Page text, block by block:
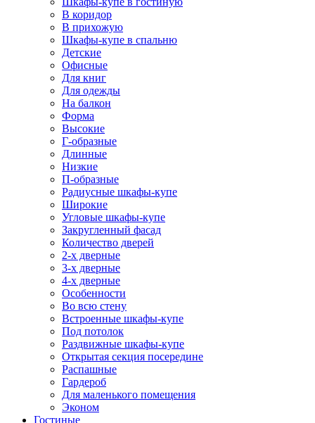
В коридор
В прихожую
Шкафы-купе в спальню
Детские
Офисные
Для книг
Для одежды
На балкон
Форма
Высокие
Г-образные
Длинные
Низкие
П-образные
Радиусные шкафы-купе
Широкие
Угловые шкафы-купе
Закругленный фасад
Количество дверей
2-х дверные
3-х дверные
4-х дверные
Особенности
Во всю стену
Встроенные шкафы-купе
Под потолок
Раздвижные шкафы-купе
Открытая секция посередине
Распашные
Гардероб
Для маленького помещения
Эконом
Гостиные